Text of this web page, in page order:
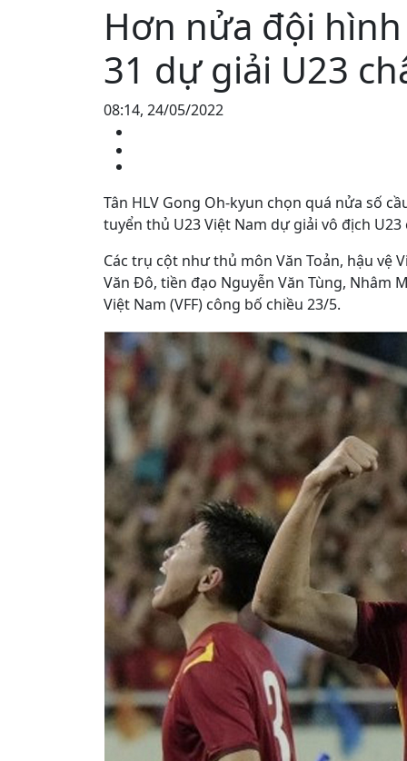
Hơn nửa đội hình
31 dự giải U23
08:14, 24/05/2022
Tân HLV Gong Oh-kyun chọn quá nửa số
tuyển thủ U23 Việt Nam dự giải vô địch U23
Các trụ cột như thủ môn Văn Toản, hậu vệ
Văn Đô, tiền đạo Nguyễn Văn Tùng, Nhâm
Việt Nam (VFF) công bố chiều 23/5.